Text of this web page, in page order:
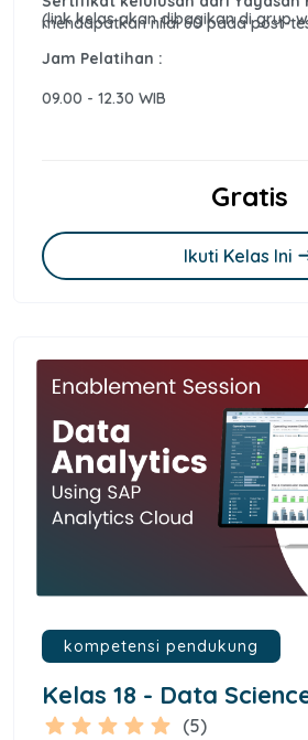
mendapatkan nilai 60 pada post-
(link kelas akan dibagikan di grup
Jam Pelatihan :
09.00 - 12.30 WIB
Gratis
Ikuti Kelas Ini
kompetensi pendukung
Kelas 18 - Data
star star star star star (5)